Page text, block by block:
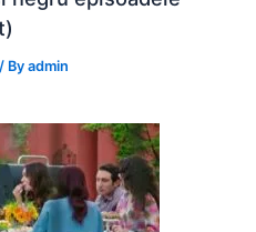
/ Byadmin